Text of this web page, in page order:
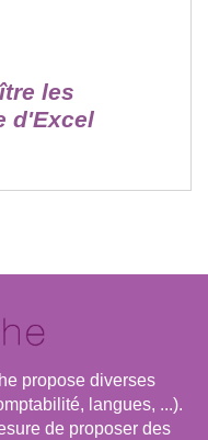
les
d'Excel
propose diverses
langues, ...).
de proposer des